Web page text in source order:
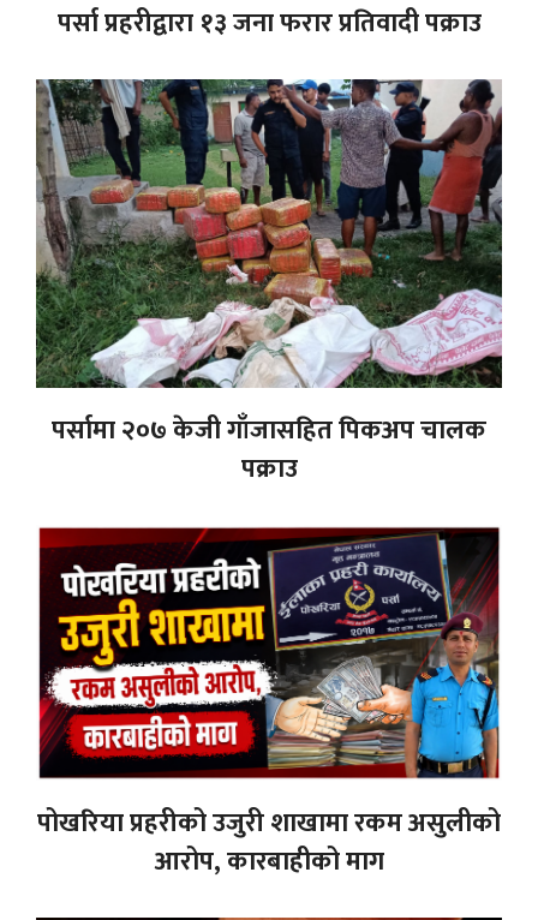
पर्सा प्रहरीद्वारा १३ जना फरार प्रतिवादी पक्राउ
पर्सामा २०७ केजी गाँजासहित पिकअप चालक
पक्राउ
पोखरिया प्रहरीको उजुरी शाखामा रकम असुलीको
आरोप, कारबाहीको माग